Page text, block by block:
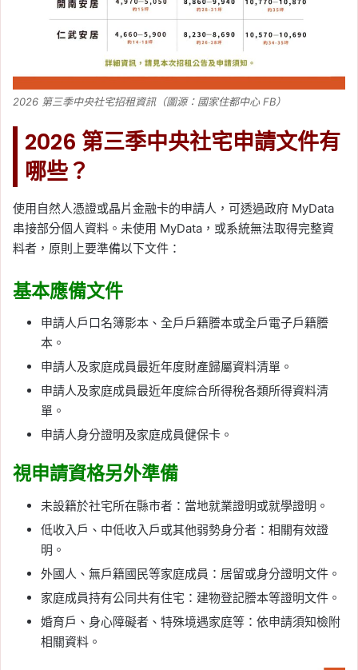
2026 第三季中央社宅招租資訊（圖源：國家住都中心 FB）
2026 第三季中央社宅申請文件有
哪些？
使用自然人憑證或晶片金融卡的申請人，可透過政府 MyData
串接部分個人資料。未使用 MyData，或系統無法取得完整資
料者，原則上要準備以下文件：
基本應備文件
申請人戶口名簿影本、全戶戶籍謄本或全戶電子戶籍謄
本。
申請人及家庭成員最近年度財產歸屬資料清單。
申請人及家庭成員最近年度綜合所得稅各類所得資料清
單。
申請人身分證明及家庭成員健保卡。
視申請資格另外準備
未設籍於社宅所在縣市者：當地就業證明或就學證明。
低收入戶、中低收入戶或其他弱勢身分者：相關有效證
明。
外國人、無戶籍國民等家庭成員：居留或身分證明文件。
家庭成員持有公同共有住宅：建物登記謄本等證明文件。
婚育戶、身心障礙者、特殊境遇家庭等：依申請須知檢附
相關資料。